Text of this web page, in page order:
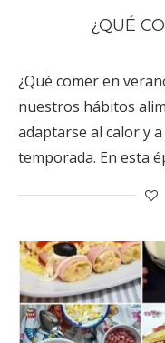
¿QUÉ
¿Qué comer en
nuestros hábitos
adaptarse al calor y
temporada. En esta